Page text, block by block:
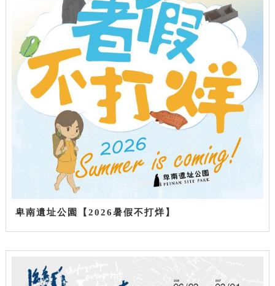
卑南遺址公園【2026暑假不打烊】